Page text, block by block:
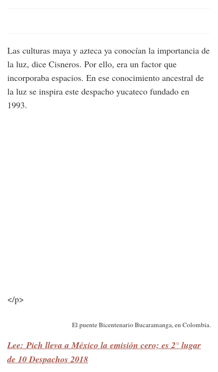
Las culturas maya y azteca ya conocían la importancia de
la luz, dice Cisneros. Por ello, era un factor que
incorporaba espacios. En ese conocimiento ancestral de
la luz se inspira este despacho yucateco fundado en
1993.
</p>
El puente Bicentenario Bucaramanga, en Colombia.
Lee: Pich lleva a México la emisión cero; es 2° lugar
de 10 Despachos 2018